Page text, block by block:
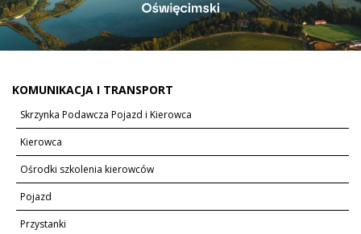
KOMUNIKACJA I TRANSPORT
Skrzynka Podawcza Pojazd i Kierowca
Kierowca
Ośrodki szkolenia kierowców
Pojazd
Przystanki